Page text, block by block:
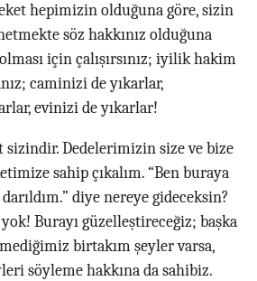
hepimizin olduğuna göre, sizin
söz hakkınız olduğuna
için çalışırsınız; iyilik hakim
caminizi de yıkarlar,
evinizi de yıkarlar!
Dedelerimizin size ve bize
sahip çıkalım. “Ben buraya
diye nereye gideceksin?
Burayı güzelleştireceğiz; başka
birtakım şeyler varsa,
söyleme hakkına da sahibiz.